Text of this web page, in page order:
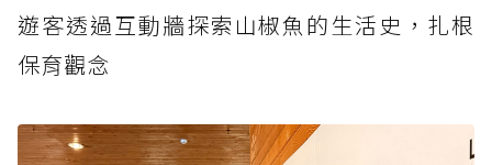
遊客透過互動牆探索山椒魚的生活史，扎根
保育觀念